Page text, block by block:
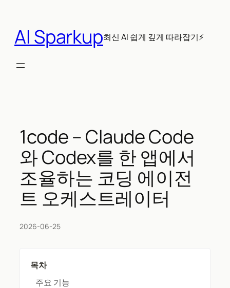
AI Sparkup최신 AI 쉽게 깊게 따라잡기⚡
1code – Claude Code
와 Codex를 한 앱에서
조율하는 코딩 에이전
트 오케스트레이터
2026-06-25
목차
주요 기능